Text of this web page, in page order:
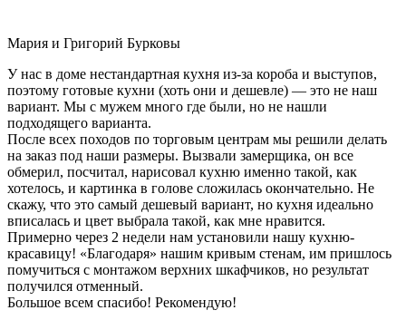
Мария и Григорий Бурковы
У нас в доме нестандартная кухня из-за короба и выступов,
поэтому готовые кухни (хоть они и дешевле) — это не наш
вариант. Мы с мужем много где были, но не нашли
подходящего варианта.
После всех походов по торговым центрам мы решили делать
на заказ под наши размеры. Вызвали замерщика, он все
обмерил, посчитал, нарисовал кухню именно такой, как
хотелось, и картинка в голове сложилась окончательно. Не
скажу, что это самый дешевый вариант, но кухня идеально
вписалась и цвет выбрала такой, как мне нравится.
Примерно через 2 недели нам установили нашу кухню-
красавицу! «Благодаря» нашим кривым стенам, им пришлось
помучиться с монтажом верхних шкафчиков, но результат
получился отменный.
Большое всем спасибо! Рекомендую!